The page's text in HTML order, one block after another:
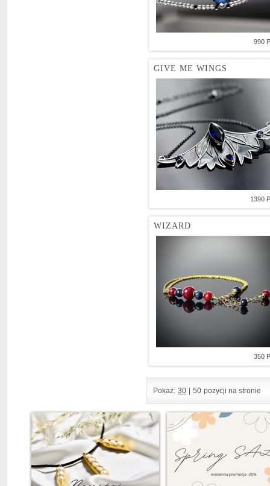
990
GIVE ME WINGS
1390
WIZARD
350
Pokaż: 30 50 pozycji na stronie